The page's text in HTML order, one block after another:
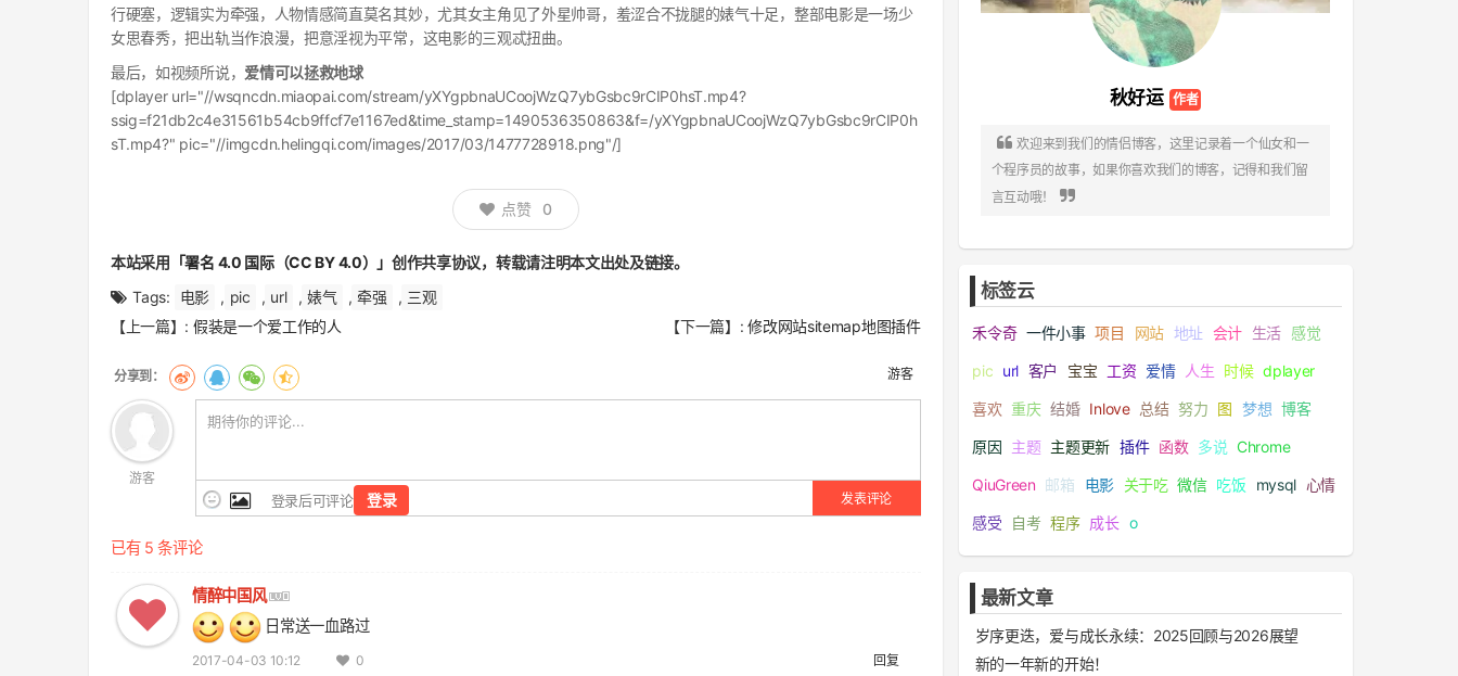
行硬塞，逻辑实为牵强，人物情感简直莫名其妙，尤其女主角见了外星帅哥，羞涩合不拢腿的婊气十足，整部电影是一场少
女思春秀，把出轨当作浪漫，把意淫视为平常，这电影的三观忒扭曲。
最后，如视频所说， 爱情可以拯救地球
[dplayer url="//wsqncdn.miaopai.com/stream/yXYgpbnaUCoojWzQ7ybGsbc9rCIP0hsT.mp4?
ssig=f21db2c4e31561b54cb9ffcf7e1167ed&time_stamp=1490536350863&f=/yXYgpbnaUCoojWzQ7ybGsbc9rCIP0h
sT.mp4?" pic="//imgcdn.helingqi.com/images/2017/03/1477728918.png"/]
点赞 0
本站采用 「署名 4.0 国际（CC BY 4.0）」创作共享协议，转载请注明本文出处及链接。
Tags:
电影 , pic , url , 婊气 , 牵强 , 三观
文
翻
页
【上一篇】: 假装是一个爱工作的人 【下一篇】:修改网站sitemap地图插件
游客
游客
登录后可评论 登录 发表评论
已有 5 条评论
情醉中国风
日常送一血路过
2017-04-03 10:12 回复
0
秋好运
 欢迎来到我们的情侣博客，这里记录着一个仙女和一
个程序员的故事，如果你喜欢我们的博客，记得和我们留
言互动哦！

标签云
禾令奇 一件小事 项目 网站 地址 会计 生活 感觉
pic url 客户 宝宝 工资 爱情 人生 时候 dplayer
喜欢 重庆 结婚 Inlove 总结 努力 图 梦想 博客
原因 主题 主题更新 插件 函数 多说 Chrome
QiuGreen 邮箱 电影 关于吃 微信 吃饭 mysql 心情
感受 自考 程序 成长 o
最新文章
岁序更迭，爱与成长永续：2025回顾与2026展望
新的一年新的开始！